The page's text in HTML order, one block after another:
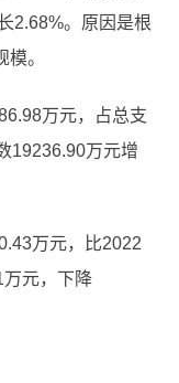
2.68%。原因是根
。
万元，占总支
19236.90万元增
万元，比2022
元，下降